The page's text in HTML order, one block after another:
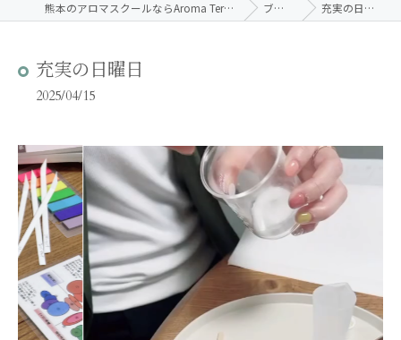
熊本のアロマスクールならAroma Terrace ブログ 充実の日曜日
充実の日曜日
2025/04/15